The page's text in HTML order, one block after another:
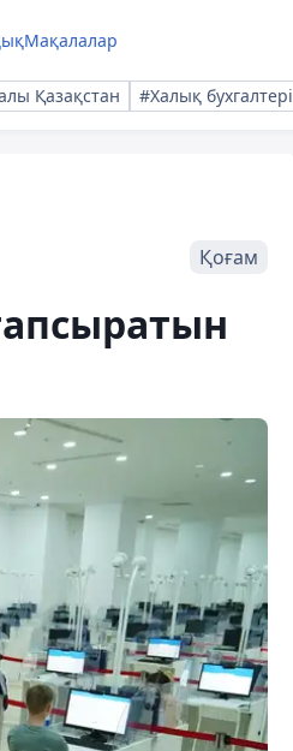
Мақалалар
Қазақстан #Халық бухгалтері
Қоғам